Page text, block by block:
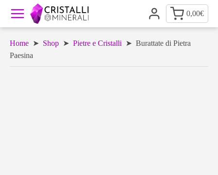
0,00€
Home ➤ Shop ➤ Pietre e Cristalli ➤ Burattate di Pietra
Paesina